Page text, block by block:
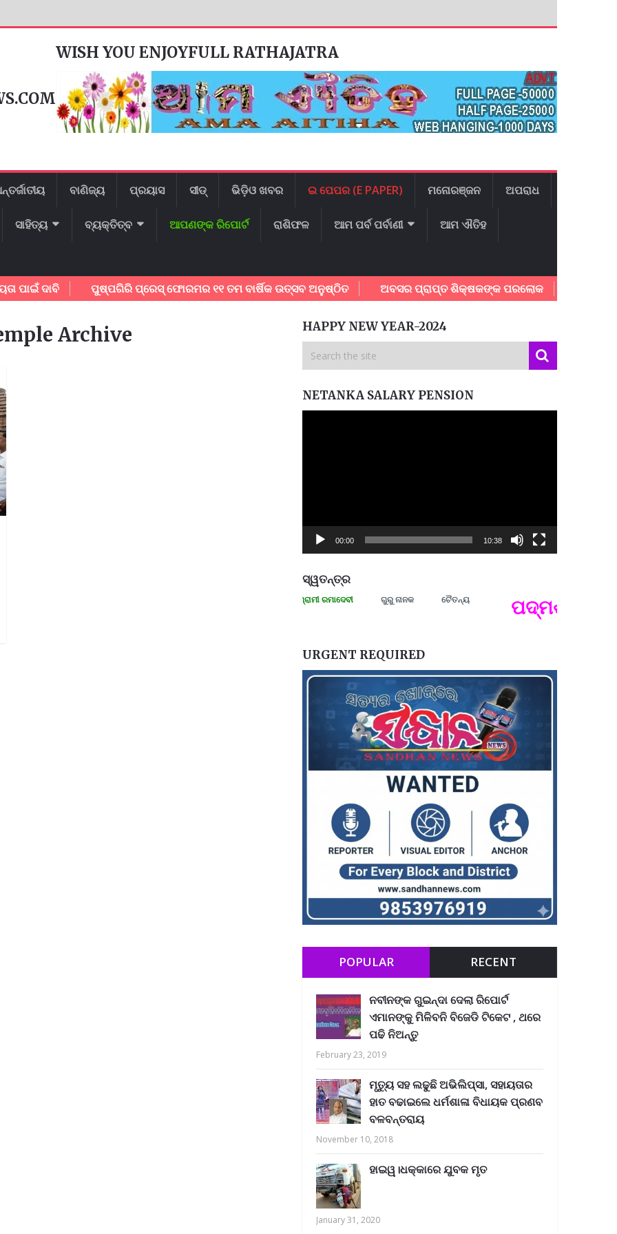
WISH YOU ENJOYFULL RATHAJATRA
ବାଣିଜ୍ୟ ପ୍ରୟାସ ସୀଡ୍ ଭିଡ଼ିଓ ଖବର ଇ ପେପର (E PAPER) ମନୋରଞ୍ଜନ ଅପରାଧ
ସାହିତ୍ୟ ବ୍ୟକ୍ତିତ୍ବ ଆପଣଙ୍କ ରିପୋର୍ଟ ରାଶିଫଳ ଆମ ପର୍ବ ପର୍ବାଣୀ ଆମ ଐତିହ
ଦାବି ପୁଷ୍ପଗିରି ପ୍ରେସ୍ ଫୋରମର ୧୧ ତମ ବାର୍ଷିକ ଉତ୍ସବ ଅନୁଷ୍ଠିତ ଅବସର ପ୍ରାପ୍ତ ଶିକ୍ଷକଙ୍କ ପରଲୋକ ଯାଜପୁର ଜିଲ୍ଲା
Archive HAPPY NEW YEAR-2024
NETANKA SALARY PENSION
00:00 10:38
ସ୍ୱତନ୍ତ୍ର
ମନେ ପଡନ୍ତି: ସ୍ୱାଧୀନତା ସଂଗ୍ରାମୀ ରମାଦେବୀ ଗୁରୁ ନାନକ ଚୈତନ୍ୟ ପଦ୍ମଶ୍ରୀ
URGENT REQUIRED
POPULAR RECENT
ନବୀନଙ୍କ ଗୁଇନ୍ଦା ଦେଲା ରିପୋର୍ଟ
ଏମାନଙ୍କୁ ମିଳିବନି ବିଜେଡି ଟିକେଟ , ଥରେ
ପଢି ନିଅନ୍ତୁ
February 23, 2019
ମୃତ୍ୟୁ ସହ ଲଢୁଛି ଅଭିଲିପ୍ସା, ସହାୟତାର
ହାତ ବଢାଇଲେ ଧର୍ମଶାଳା ବିଧାୟକ ପ୍ରଣବ
ବଳବନ୍ତରାୟ
November 10, 2018
ହାଇୱ।ଧକ୍କାରେ ଯୁବକ ମୃତ
January 31, 2020